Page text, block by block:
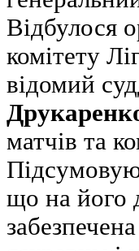
Відбулося
комітету
відомий
матчів та
що на його